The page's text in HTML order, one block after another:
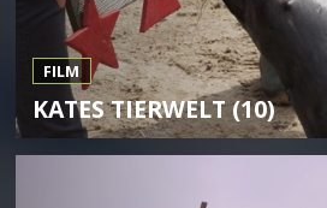
FILM
KATES TIERWELT (10)